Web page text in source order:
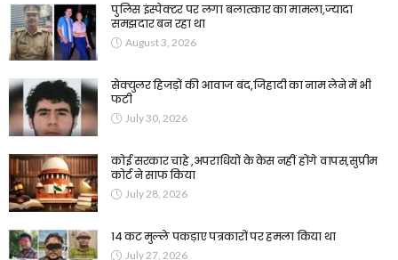
पुलिस इंस्पेक्टर पर लगा बलात्कार का मामला,ज्यादा
समझदार बन रहा था
August 3, 2026
सेक्युलर हिजड़ों की आवाज बंद,जिहादी का नाम लेने में भी
फटी
July 30, 2026
कोई सरकार चाहे ,अपराधियों के केस नहीं होंगे वापस,सुप्रीम
कोर्ट ने साफ किया
July 28, 2026
14 कट मुल्ले पकड़ाए पत्रकारों पर हमला किया था
July 27, 2026